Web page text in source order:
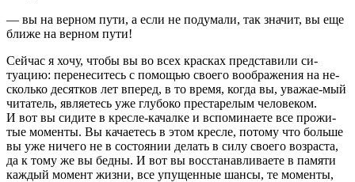
— вы на верном пути, а если не подумали, так значит, вы еще
ближе на верном пути!
Сейчас я хочу, чтобы вы во всех красках представили си-
туацию: перенеситесь с помощью своего воображения на не-
сколько десятков лет вперед, в то время, когда вы, уважае-мый
читатель, являетесь уже глубоко престарелым человеком.
И вот вы сидите в кресле-качалке и вспоминаете все прожи-
тые моменты. Вы качаетесь в этом кресле, потому что больше
вы уже ничего не в состоянии делать в силу своего возраста,
да к тому же вы бедны. И вот вы восстанавливаете в памяти
каждый момент жизни, все упущенные шансы, те моменты,